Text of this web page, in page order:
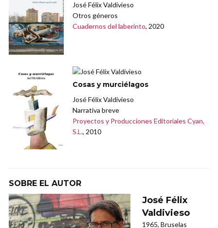
José Félix Valdivieso
Otros géneros
Cuadernos del laberinto, 2020
Cosas y murciélagos
José Félix Valdivieso
Narrativa breve
Proyectos y Producciones Editoriales Cyan,
S.L., 2010
SOBRE EL AUTOR
José Félix
Valdivieso
1965, Bruselas